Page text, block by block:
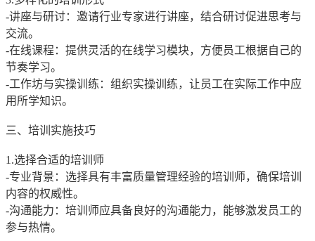
-讲座与研讨：邀请行业专家进行讲座，结合研讨促进思考与
交流。
-在线课程：提供灵活的在线学习模块，方便员工根据自己的
节奏学习。
-工作坊与实操训练：组织实操训练，让员工在实际工作中应
用所学知识。
三、培训实施技巧
1.选择合适的培训师
-专业背景：选择具有丰富质量管理经验的培训师，确保培训
内容的权威性。
-沟通能力：培训师应具备良好的沟通能力，能够激发员工的
参与热情。